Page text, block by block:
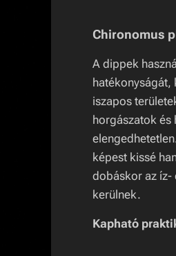
Chironomus
A dippek
hatékonyságát,
iszapos
horgászatok és
képest kissé
dobáskor az íz-
kerülnek.
Kapható